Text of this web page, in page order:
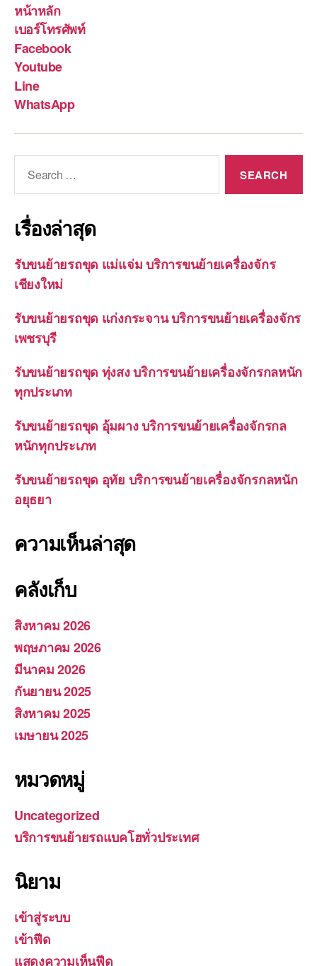
หน้าหลัก
เบอร์โทรศัพท์
Facebook
Youtube
Line
WhatsApp
เรื่องล่าสุด
รับขนย้ายรถขุด แม่แจ่ม บริการขนย้ายเครื่องจักร
เชียงใหม่
รับขนย้ายรถขุด แก่งกระจาน บริการขนย้ายเครื่องจักร
เพชรบุรี
รับขนย้ายรถขุด ทุ่งสง บริการขนย้ายเครื่องจักรกลหนัก
ทุกประเภท
รับขนย้ายรถขุด อุ้มผาง บริการขนย้ายเครื่องจักรกล
หนักทุกประเภท
รับขนย้ายรถขุด อุทัย บริการขนย้ายเครื่องจักรกลหนัก
อยุธยา
ความเห็นล่าสุด
คลังเก็บ
สิงหาคม 2026
พฤษภาคม 2026
มีนาคม 2026
กันยายน 2025
สิงหาคม 2025
เมษายน 2025
หมวดหมู่
Uncategorized
บริการขนย้ายรถแบคโฮทั่วประเทศ
นิยาม
เข้าสู่ระบบ
เข้าฟีด
แสดงความเห็นฟีด